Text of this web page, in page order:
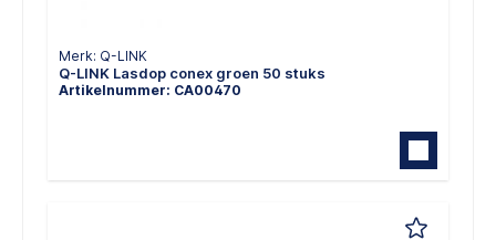
Merk: Q-LINK
Q-LINK Lasdop conex groen 50 stuks
Artikelnummer: CA00470